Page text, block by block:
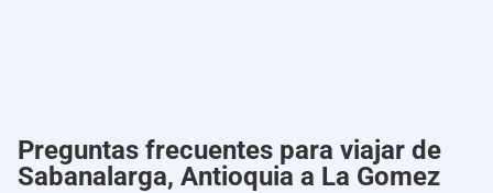
Preguntas frecuentes para viajar de
Sabanalarga, Antioquia a La Gomez